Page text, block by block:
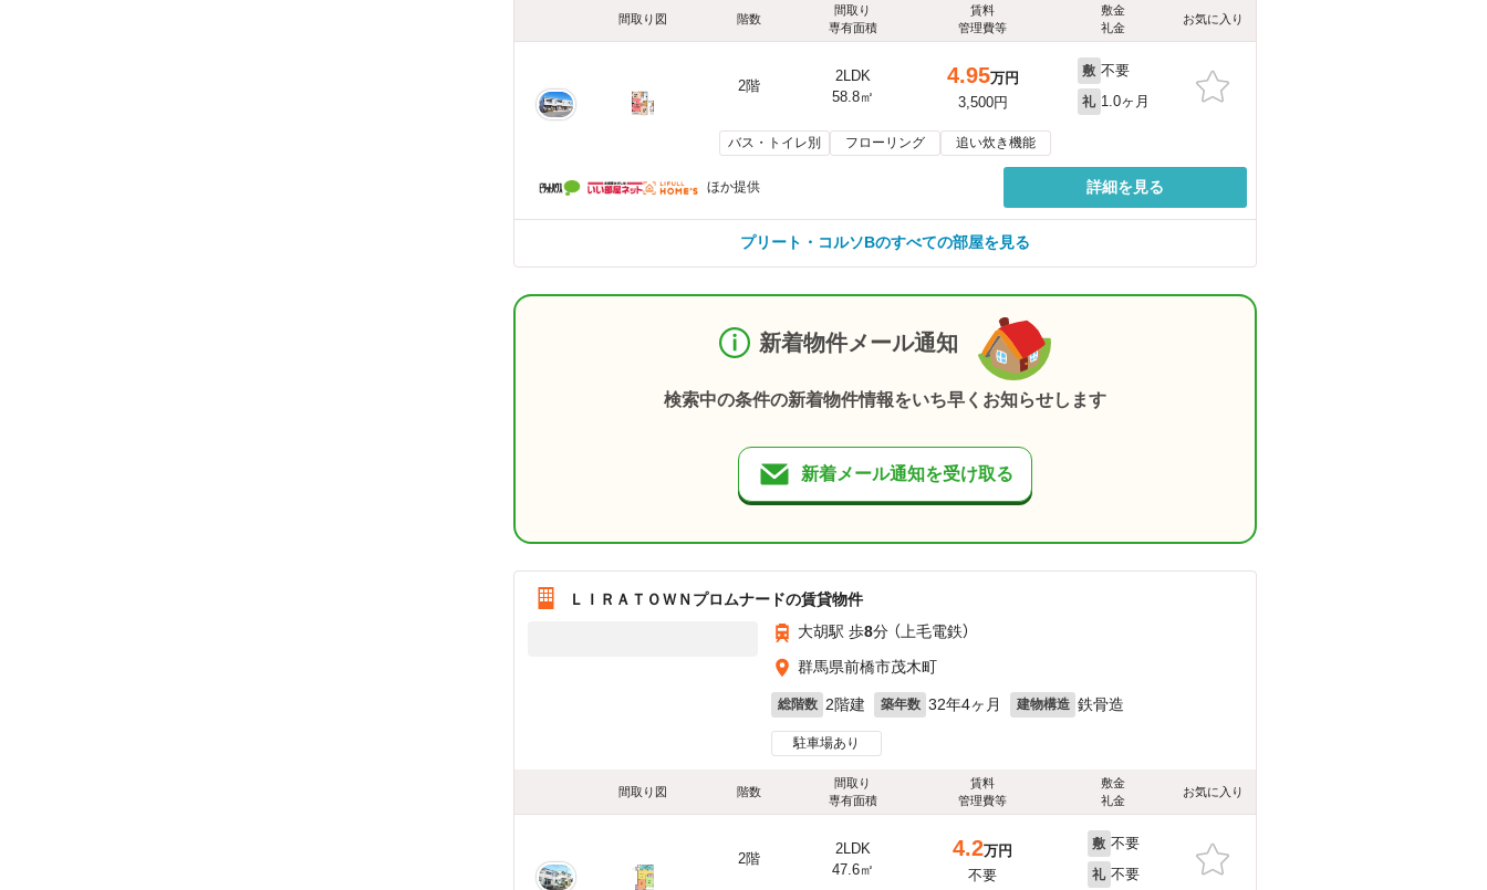
間取り図 階数
間取り
専有面積
賃料
管理費等
敷金
礼金
お気に入り
2階
2LDK
58.8㎡
4.95万円
3,500円
敷 不要
礼 1.0ヶ月
バス・トイレ別 フローリング 追い炊き機能
ほか提供 詳細を見る
プリート・コルソBのすべての部屋を見る
新着物件メール通知
検索中の条件の新着物件情報をいち早くお知らせします
新着メール通知を受け取る
ＬＩＲＡＴＯＷＮプロムナードの賃貸物件
大胡駅 歩8分 （上毛電鉄）
群馬県前橋市茂木町
総階数 2階建 築年数 32年4ヶ月 建物構造 鉄骨造
駐車場あり
間取り図 階数
間取り
専有面積
賃料
管理費等
敷金
礼金
お気に入り
2階
2LDK
47.6㎡
4.2万円
不要
敷 不要
礼 不要